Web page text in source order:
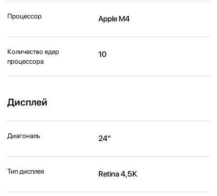
Процессор Apple M4
Количество ядер
процессора
10
Дисплей
Диагональ 24"
Тип дисплея Retina 4,5K